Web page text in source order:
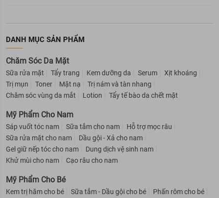
DANH MỤC SẢN PHẨM
Chăm Sóc Da Mặt
Sữa rửa mặt Tẩy trang Kem dưỡng da Serum
Xịt khoáng
Trị mụn
Toner Mặt nạ
Trị nám và tàn nhang
Chăm sóc vùng da mắt
Lotion Tẩy tế bào da chết mặt
Mỹ Phẩm Cho Nam
Sáp vuốt tóc nam Sữa tắm cho nam
Hỗ trợ mọc râu
Sữa rửa mặt cho nam
Dầu gội - Xả cho nam
Gel giữ nếp tóc cho nam
Dung dịch vệ sinh nam
Khử mùi cho nam
Cạo râu cho nam
Mỹ Phẩm Cho Bé
Kem trị hăm cho bé Sữa tắm - Dầu gội cho bé
Phấn rôm cho bé